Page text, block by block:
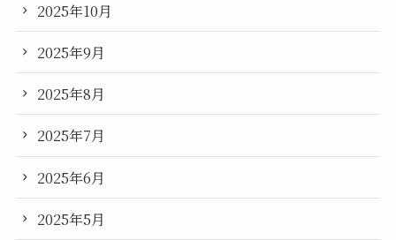
2025年10月
2025年9月
2025年8月
2025年7月
2025年6月
2025年5月